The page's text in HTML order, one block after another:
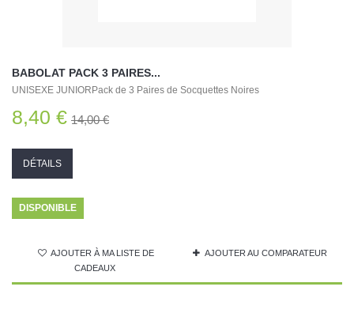
BABOLAT PACK 3 PAIRES...
UNISEXE JUNIORPack de 3 Paires de Socquettes Noires
8,40 € 14,00 €
DÉTAILS
DISPONIBLE
AJOUTER À MA LISTE DE
CADEAUX
AJOUTER AU COMPARATEUR